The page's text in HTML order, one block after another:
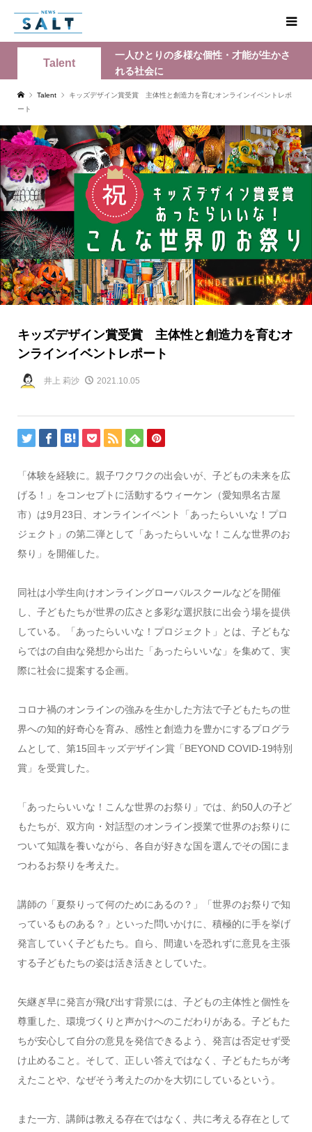
Talent
一人ひとりの多様な個性・才能が生かさ
れる社会に
Talent
キッズデザイン賞受賞 主体性と創造力を育むオンラインイベントレポ
ート
キッズデザイン賞受賞 主体性と創造力を育むオ
ンラインイベントレポート
井上 莉沙 2021.10.05
「体験を経験に。親子ワクワクの出会いが、子どもの未来を広
げる！」をコンセプトに活動するウィーケン（愛知県名古屋
市）は9月23日、オンラインイベント「あったらいいな！プロ
ジェクト」の第二弾として「あったらいいな！こんな世界のお
祭り」を開催した。
同社は小学生向けオンライングローバルスクールなどを開催
し、子どもたちが世界の広さと多彩な選択肢に出会う場を提供
している。「あったらいいな！プロジェクト」とは、子どもな
らではの自由な発想から出た「あったらいいな」を集めて、実
際に社会に提案する企画。
コロナ禍のオンラインの強みを生かした方法で子どもたちの世
界への知的好奇心を育み、感性と創造力を豊かにするプログラ
ムとして、第15回キッズデザイン賞「BEYOND COVID-19特別
賞」を受賞した。
「あったらいいな！こんな世界のお祭り」では、約50人の子ど
もたちが、双方向・対話型のオンライン授業で世界のお祭りに
ついて知識を養いながら、各自が好きな国を選んでその国にま
つわるお祭りを考えた。
講師の「夏祭りって何のためにあるの？」「世界のお祭りで知
っているものある？」といった問いかけに、積極的に手を挙げ
発言していく子どもたち。自ら、間違いを恐れずに意見を主張
する子どもたちの姿は活き活きとしていた。
矢継ぎ早に発言が飛び出す背景には、子どもの主体性と個性を
尊重した、環境づくりと声かけへのこだわりがある。子どもた
ちが安心して自分の意見を発信できるよう、発言は否定せず受
け止めること。そして、正しい答えではなく、子どもたちが考
えたことや、なぜそう考えたのかを大切にしているという。
また一方、講師は教える存在ではなく、共に考える存在として